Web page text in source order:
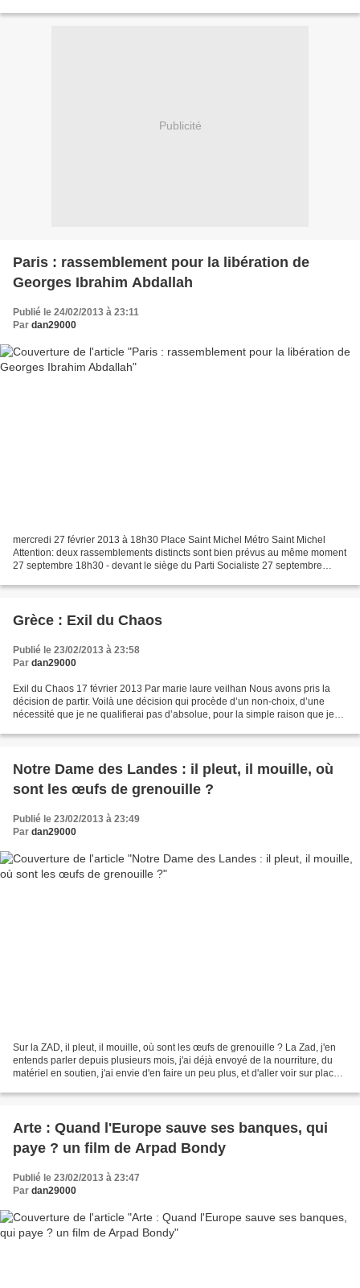
Publicité
Paris : rassemblement pour la libération de
Georges Ibrahim Abdallah
Publié le 24/02/2013 à 23:11
Par dan29000
mercredi 27 février 2013 à 18h30 Place Saint Michel Métro Saint Michel
Attention: deux rassemblements distincts sont bien prévus au même moment
27 septembre 18h30 - devant le siège du Parti Socialiste 27 septembre
Grèce : Exil du Chaos
Publié le 23/02/2013 à 23:58
Par dan29000
Exil du Chaos 17 février 2013 Par marie laure veilhan Nous avons pris la
décision de partir. Voilà une décision qui procède d’un non-choix, d’une
nécessité que je ne qualifierai pas d’absolue, pour la simple raison que je
Notre Dame des Landes : il pleut, il mouille, où
sont les œufs de grenouille ?
Publié le 23/02/2013 à 23:49
Par dan29000
Sur la ZAD, il pleut, il mouille, où sont les œufs de grenouille ? La Zad, j'en
entends parler depuis plusieurs mois, j'ai déjà envoyé de la nourriture, du
matériel en soutien, j'ai envie d'en faire un peu plus, et d'aller voir sur place.
Arte : Quand l'Europe sauve ses banques, qui
paye ? un film de Arpad Bondy
Publié le 23/02/2013 à 23:47
Par dan29000